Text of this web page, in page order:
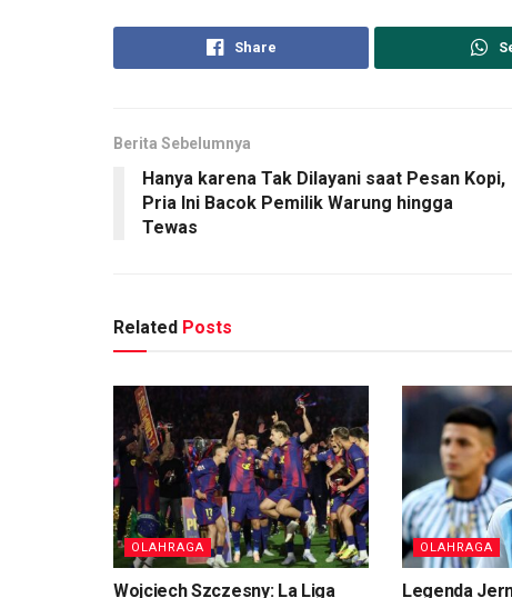
Share
Berita Sebelumnya
Hanya karena Tak Dilayani saat Pesan Kopi,
Pria Ini Bacok Pemilik Warung hingga
Tewas
Related Posts
OLAHRAGA
Wojciech Szczesny: La Liga
OLAHRAGA
Legenda